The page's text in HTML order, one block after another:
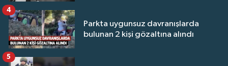
Parkta uygunsuz davranışlarda
bulunan 2 kişi gözaltına alındı
4
5